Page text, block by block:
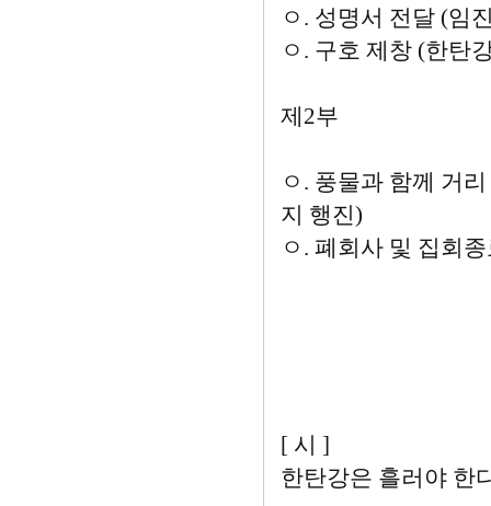
ㅇ. 성명서 전달 (임
ㅇ. 구호 제창 (한탄
제2부
ㅇ. 풍물과 함께 거
지 행진)
ㅇ. 폐회사 및 집회
[ 시 ]
한탄강은 흘러야 한